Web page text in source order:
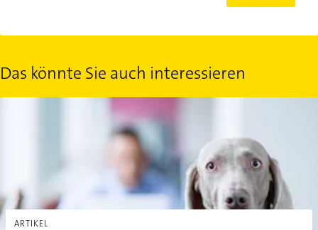
Das könnte Sie auch interessieren
ARTIKEL